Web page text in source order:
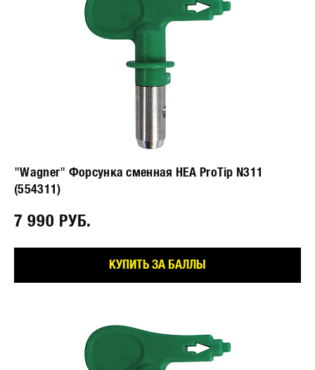
"Wagner" Форсунка сменная HEA ProTip N311
(554311)
7 990 РУБ.⠀
КУПИТЬ ЗА БАЛЛЫ